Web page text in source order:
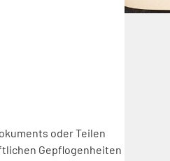
oder Teilen
Gepflogenheiten